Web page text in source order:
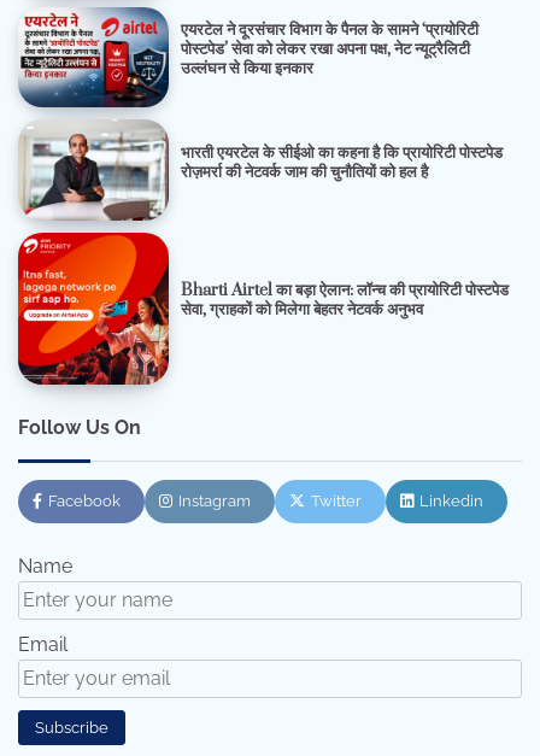
एयरटेल ने दूरसंचार विभाग के पैनल के सामने ‘प्रायोरिटी
पोस्टपेड’ सेवा को लेकर रखा अपना पक्ष, नेट न्यूट्रैलिटी
उल्लंघन से किया इनकार
भारती एयरटेल के सीईओ का कहना है कि प्रायोरिटी पोस्टपेड
रोज़मर्रा की नेटवर्क जाम की चुनौतियों को हल है
Bharti Airtel का बड़ा ऐलान: लॉन्च की प्रायोरिटी पोस्टपेड
सेवा, ग्राहकों को मिलेगा बेहतर नेटवर्क अनुभव
Follow Us On
Facebook Instagram Twitter Linkedin
Name
Email